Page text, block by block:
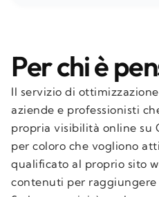
Per chi è
Il servizio di
aziende e professionisti
propria visibilità online su
per coloro che vogliono
qualificato al proprio sito
contenuti per